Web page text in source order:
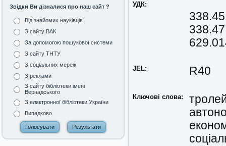
Звідки Ви дізналися про наш сайт ?
Від знайомих науківців
З сайту ВАК
За допомогою пошукової системи
З сайту ТНТУ
З соціальних мереж
З реклами
З сайту бібліотеки імені
Вернадського
З електронної бібліотеки України
Випадково
УДК:
338.47
JEL: R40
Ключові слова: